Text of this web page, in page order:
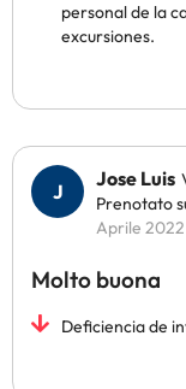
personal de la
excursiones.
Jose Luis
Prenotato
Aprile 2022
Molto buona
Deficiencia de